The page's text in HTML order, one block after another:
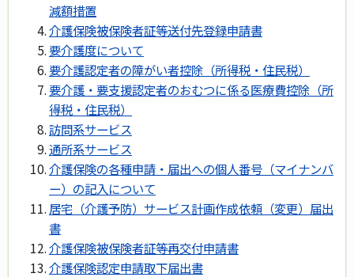
減額措置
介護保険被保険者証等送付先登録申請書
要介護度について
要介護認定者の障がい者控除（所得税・住民税）
要介護・要支援認定者のおむつに係る医療費控除（所
得税・住民税）
訪問系サービス
通所系サービス
介護保険の各種申請・届出への個人番号（マイナンバ
ー）の記入について
居宅（介護予防）サービス計画作成依頼（変更）届出
書
介護保険被保険者証等再交付申請書
介護保険認定申請取下届出書